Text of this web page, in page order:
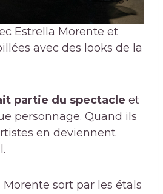
Estrella Morente et
avec des looks de la
partie du spectacle et
personnage. Quand ils
en deviennent
Morente sort par les étals